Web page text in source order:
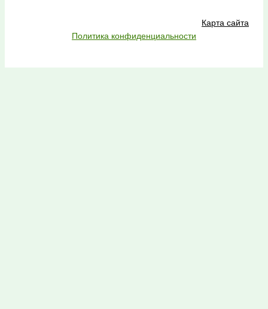
Карта сайта
Политика конфиденциальности